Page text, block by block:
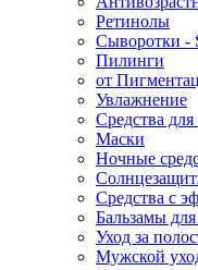
Ретинолы
Сыворотки -
Пилинги
от
Увлажнение
Средства для
Маски
Ночные
Средства c
Бальзамы
Уход за
Мужской